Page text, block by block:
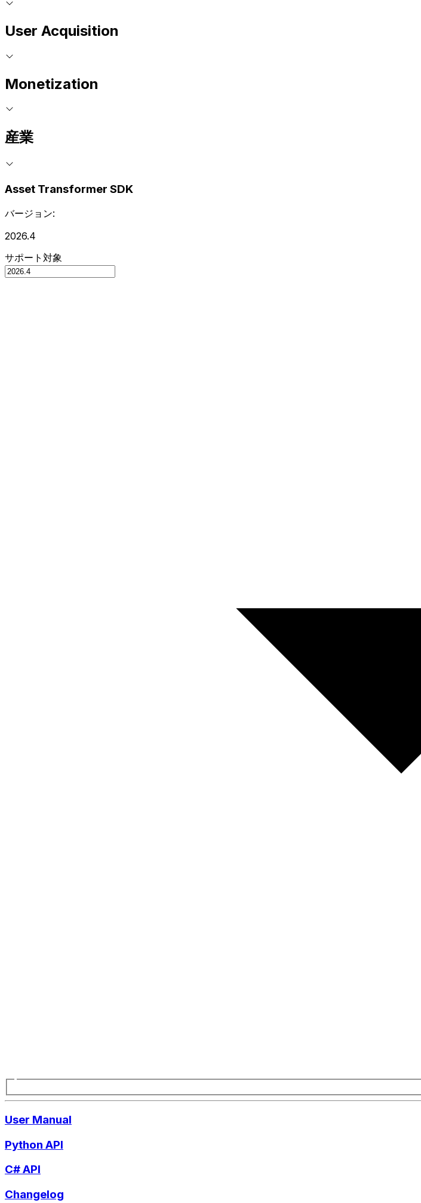
User Acquisition
Monetization
産業
Asset Transformer SDK
バージョン:
2026.4
サポート対象
User Manual
Python API
C# API
Changelog